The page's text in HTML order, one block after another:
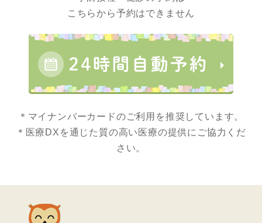
こちらから予約はできません
＊マイナンバーカードのご利用を推奨しています。
＊医療DXを通じた質の高い医療の提供にご協力くだ
さい。